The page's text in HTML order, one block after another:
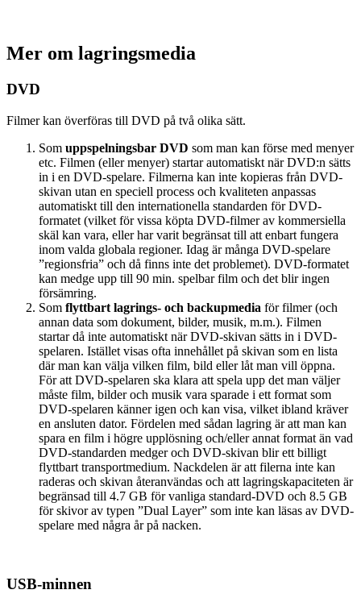
Mer om lagringsmedia
DVD
Filmer kan överföras till DVD på två olika sätt.
Som uppspelningsbar DVD som man kan förse med menyer
etc. Filmen (eller menyer) startar automatiskt när DVD:n sätts
in i en DVD-spelare. Filmerna kan inte kopieras från DVD-
skivan utan en speciell process och kvaliteten anpassas
automatiskt till den internationella standarden för DVD-
formatet (vilket för vissa köpta DVD-filmer av kommersiella
skäl kan vara, eller har varit begränsat till att enbart fungera
inom valda globala regioner. Idag är många DVD-spelare
”regionsfria” och då finns inte det problemet). DVD-formatet
kan medge upp till 90 min. spelbar film och det blir ingen
försämring.
Som flyttbart lagrings- och backupmedia för filmer (och
annan data som dokument, bilder, musik, m.m.). Filmen
startar då inte automatiskt när DVD-skivan sätts in i DVD-
spelaren. Istället visas ofta innehållet på skivan som en lista
där man kan välja vilken film, bild eller låt man vill öppna.
För att DVD-spelaren ska klara att spela upp det man väljer
måste film, bilder och musik vara sparade i ett format som
DVD-spelaren känner igen och kan visa, vilket ibland kräver
en ansluten dator. Fördelen med sådan lagring är att man kan
spara en film i högre upplösning och/eller annat format än vad
DVD-standarden medger och DVD-skivan blir ett billigt
flyttbart transportmedium. Nackdelen är att filerna inte kan
raderas och skivan återanvändas och att lagringskapaciteten är
begränsad till 4.7 GB för vanliga standard-DVD och 8.5 GB
för skivor av typen ”Dual Layer” som inte kan läsas av DVD-
spelare med några år på nacken.
USB-minnen